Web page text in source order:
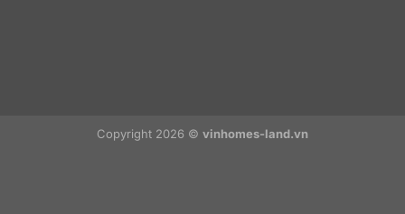
Copyright 2026 © vinhomes-land.vn